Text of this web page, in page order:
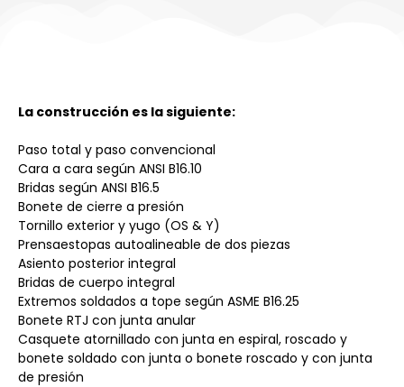
La construcción es la siguiente:
Paso total y paso convencional
Cara a cara según ANSI B16.10
Bridas según ANSI B16.5
Bonete de cierre a presión
Tornillo exterior y yugo (OS & Y)
Prensaestopas autoalineable de dos piezas
Asiento posterior integral
Bridas de cuerpo integral
Extremos soldados a tope según ASME B16.25
Bonete RTJ con junta anular
Casquete atornillado con junta en espiral, roscado y
bonete soldado con junta o bonete roscado y con junta
de presión